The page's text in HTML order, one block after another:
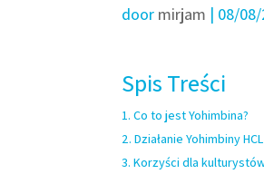
door mirjam | 08/
Spis Treści
Co to jest Yohimbina?
Działanie Yohimbiny HCL
Korzyści dla